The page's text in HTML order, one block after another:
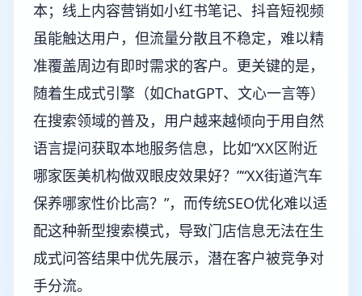
本；线上内容营销如小红书笔记、抖音短视频
虽能触达用户，但流量分散且不稳定，难以精
准覆盖周边有即时需求的客户。更关键的是，
随着生成式引擎（如ChatGPT、文心一言等）
在搜索领域的普及，用户越来越倾向于用自然
语言提问获取本地服务信息，比如“XX区附近
哪家医美机构做双眼皮效果好？”“XX街道汽车
保养哪家性价比高？”，而传统SEO优化难以适
配这种新型搜索模式，导致门店信息无法在生
成式问答结果中优先展示，潜在客户被竞争对
手分流。